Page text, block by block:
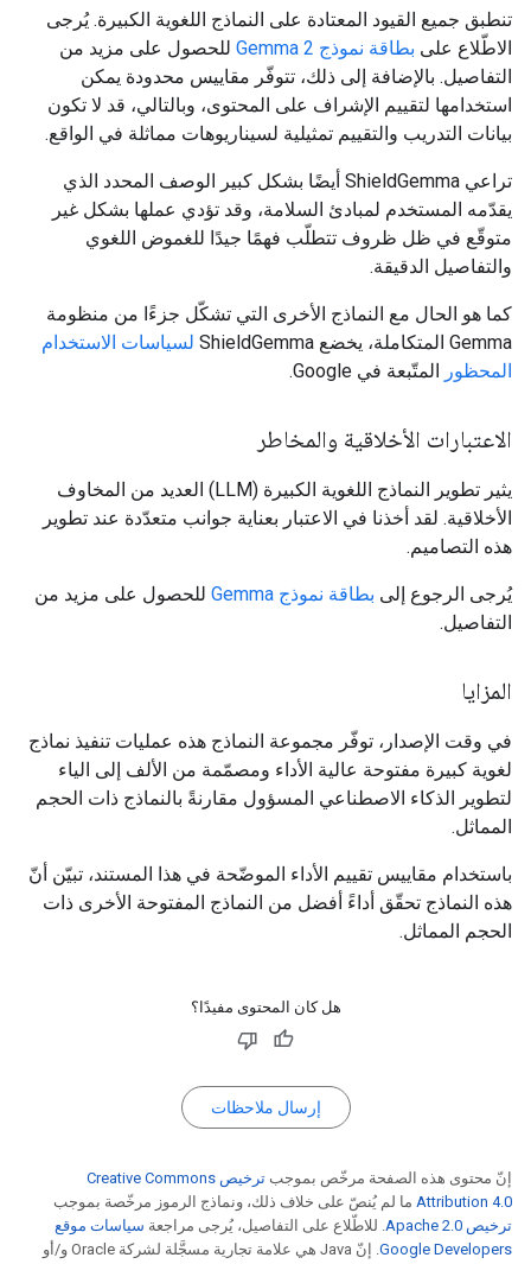
تنطبق جميع القيود المعتادة على النماذج اللغوية الكبيرة. يُرجى
الاطّلاع على بطاقة نموذج Gemma 2
للحصول على مزيد من
التفاصيل. بالإضافة إلى ذلك، تتوفّر مقاييس محدودة يمكن
استخدامها لتقييم الإشراف على المحتوى، وبالتالي، قد لا تكون
بيانات التدريب والتقييم تمثيلية لسيناريوهات مماثلة في الواقع.
تراعي ShieldGemma أيضًا بشكل كبير الوصف المحدد الذي
يقدّمه المستخدم لمبادئ السلامة، وقد تؤدي عملها بشكل غير
متوقّع في ظل ظروف تتطلّب فهمًا جيدًا للغموض اللغوي
والتفاصيل الدقيقة.
كما هو الحال مع النماذج الأخرى التي تشكّل جزءًا من منظومة
Gemma المتكاملة، يخضع ShieldGemma
لسياسات الاستخدام
المحظور المتّبعة في Google.
الاعتبارات الأخلاقية والمخاطر
يثير تطوير النماذج اللغوية الكبيرة (LLM) العديد من المخاوف
الأخلاقية. لقد أخذنا في الاعتبار بعناية جوانب متعدّدة عند تطوير
هذه التصاميم.
يُرجى الرجوع إلى بطاقة نموذج Gemma
للحصول على مزيد من
التفاصيل.
المزايا
في وقت الإصدار، توفّر مجموعة النماذج هذه عمليات تنفيذ نماذج
لغوية كبيرة مفتوحة عالية الأداء ومصمّمة من الألف إلى الياء
لتطوير الذكاء الاصطناعي المسؤول مقارنةً بالنماذج ذات الحجم
المماثل.
باستخدام مقاييس تقييم الأداء الموضّحة في هذا المستند، تبيّن أنّ
هذه النماذج تحقّق أداءً أفضل من النماذج المفتوحة الأخرى ذات
الحجم المماثل.
هل كان المحتوى مفيدًا؟
إرسال ملاحظات
إنّ محتوى هذه الصفحة مرخّص بموجب
ترخيص Creative Commons
Attribution 4.0‏ ما لم يُنصّ على خلاف ذلك، ونماذج الرموز مرخّصة بموجب
ترخيص Apache 2.0‏
. للاطّلاع على التفاصيل، يُرجى مراجعة سياسات موقع
Google Developers‏
. إنّ Java هي علامة تجارية مسجَّلة لشركة Oracle و/أو